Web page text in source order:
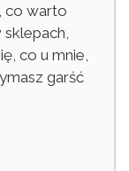
co warto
co u mnie,
garść